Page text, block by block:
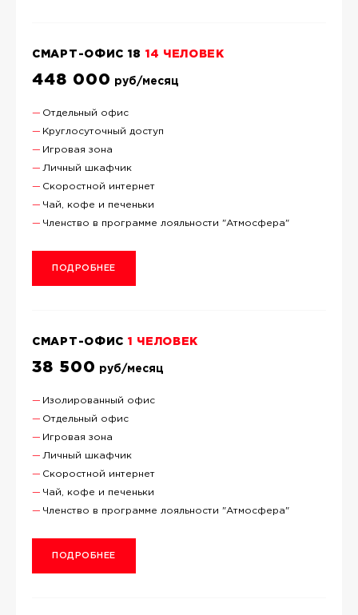
СМАРТ-ОФИС 18 14 ЧЕЛОВЕК
448 000 руб/месяц
Отдельный офис
Круглосуточный доступ
Игровая зона
Личный шкафчик
Скоростной интернет
Чай, кофе и печеньки
Членство в программе лояльности "Атмосфера"
ПОДРОБНЕЕ
СМАРТ-ОФИС 1 ЧЕЛОВЕК
38 500 руб/месяц
Изолированный офис
Отдельный офис
Игровая зона
Личный шкафчик
Скоростной интернет
Чай, кофе и печеньки
Членство в программе лояльности "Атмосфера"
ПОДРОБНЕЕ